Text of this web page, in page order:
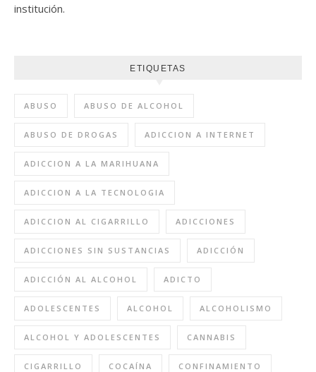
institución.
ETIQUETAS
ABUSO ABUSO DE ALCOHOL
ABUSO DE DROGAS ADICCION A INTERNET
ADICCION A LA MARIHUANA
ADICCION A LA TECNOLOGIA
ADICCION AL CIGARRILLO ADICCIONES
ADICCIONES SIN SUSTANCIAS ADICCIÓN
ADICCIÓN AL ALCOHOL ADICTO
ADOLESCENTES ALCOHOL ALCOHOLISMO
ALCOHOL Y ADOLESCENTES CANNABIS
CIGARRILLO COCAÍNA CONFINAMIENTO